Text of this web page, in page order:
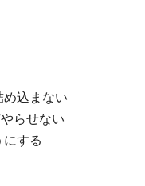
め込まない
らせない
する